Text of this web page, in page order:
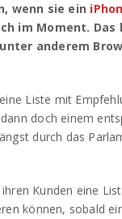
wenn sie ein
im Moment.
anderem
Liste mit
doch einem
durch das
Kunden eine
können, sobald